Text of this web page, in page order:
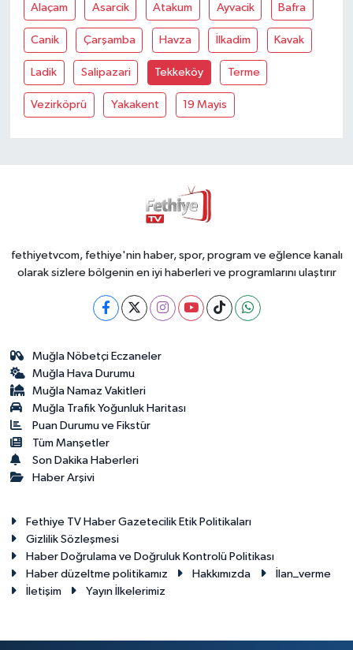
Alaçam Asarcik Atakum Ayvacik Bafra
Canik Çarşamba Havza İlkadim Kavak
Ladik Salipazari Tekkeköy Terme
Vezirköprü Yakakent 19 Mayis
fethiyetvcom, fethiye'nin haber, spor, program ve eğlence kanalı
olarak sizlere bölgenin en iyi haberleri ve programlarını ulaştırır
Muğla Nöbetçi Eczaneler
Muğla Hava Durumu
Muğla Namaz Vakitleri
Muğla Trafik Yoğunluk Haritası
Puan Durumu ve Fikstür
Tüm Manşetler
Son Dakika Haberleri
Haber Arşivi
Fethiye TV Haber Gazetecilik Etik Politikaları
Gizlilik Sözleşmesi
Haber Doğrulama ve Doğruluk Kontrolü Politikası
Haber düzeltme politikamız
Hakkımızda
İlan_verme
İletişim
Yayın İlkelerimiz